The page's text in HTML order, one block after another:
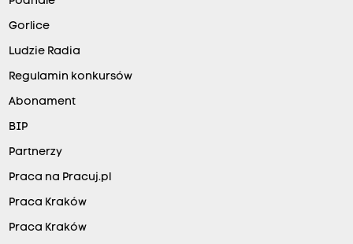
Gorlice
Ludzie Radia
Regulamin konkursów
Abonament
BIP
Partnerzy
Praca na Pracuj.pl
Praca Kraków
Praca Kraków